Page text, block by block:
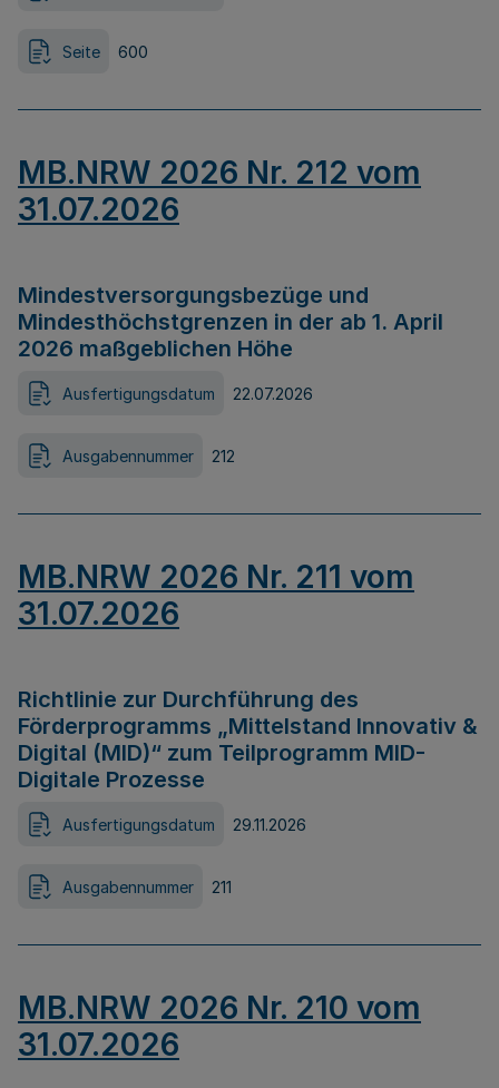
Seite 600
MB.NRW 2026 Nr. 212 vom
31.07.2026
Mindestversorgungsbezüge und
Mindesthöchstgrenzen in der ab 1. April
2026 maßgeblichen Höhe
Ausfertigungsdatum 22.07.2026
Ausgabennummer 212
MB.NRW 2026 Nr. 211 vom
31.07.2026
Richtlinie zur Durchführung des
Förderprogramms „Mittelstand Innovativ &
Digital (MID)“ zum Teilprogramm MID-
Digitale Prozesse
Ausfertigungsdatum 29.11.2026
Ausgabennummer 211
MB.NRW 2026 Nr. 210 vom
31.07.2026